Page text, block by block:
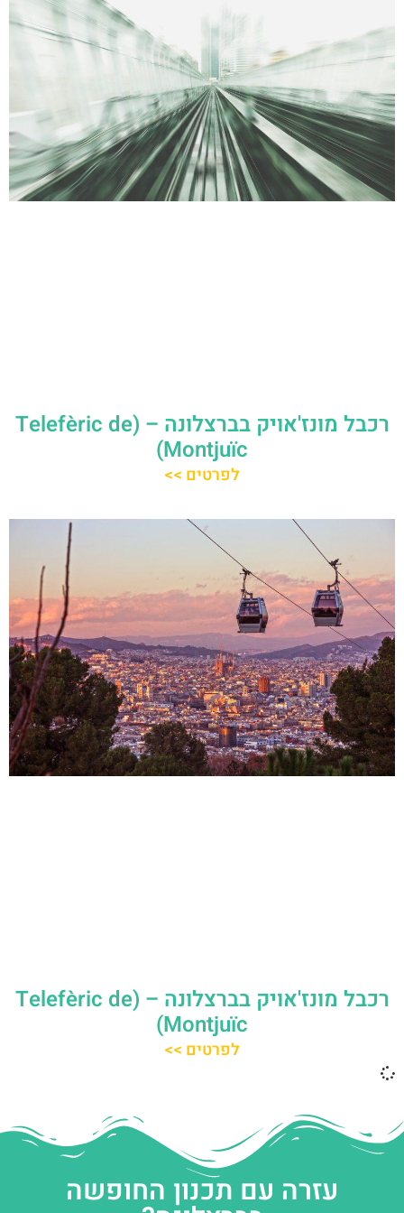
רכבל מונז'אויק בברצלונה – (Telefèric de
Montjuïc)
לפרטים >>
רכבל מונז'אויק בברצלונה – (Telefèric de
Montjuïc)
לפרטים >>
עזרה עם תכנון החופשה